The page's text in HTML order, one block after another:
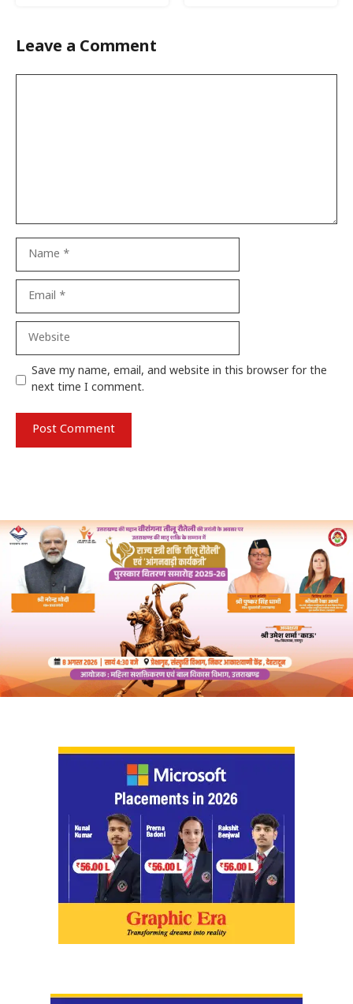
Leave a Comment
Website
Save my name, email, and website in this browser for the
next time I comment.